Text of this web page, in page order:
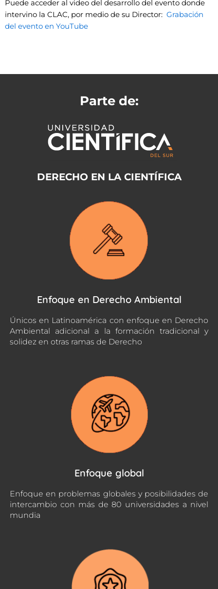
Puede acceder al video del desarrollo del evento donde
intervino la CLAC, por medio de su Director: Grabación
del evento en YouTube
Parte de:
DERECHO EN LA CIENTÍFICA
Enfoque en Derecho Ambiental
Únicos en Latinoamérica con enfoque en Derecho
Ambiental adicional a la formación tradicional y
solidez en otras ramas de Derecho
Enfoque global
Enfoque en problemas globales y posibilidades de
intercambio con más de 80 universidades a nivel
mundia